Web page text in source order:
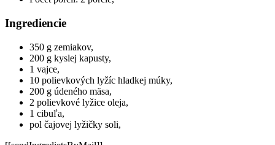
Ingrediencie
350 g zemiakov,
200 g kyslej kapusty,
1 vajce,
10 polievkových lyžíc hladkej múky,
200 g údeného mäsa,
2 polievkové lyžice oleja,
1 cibuľa,
pol čajovej lyžičky soli,